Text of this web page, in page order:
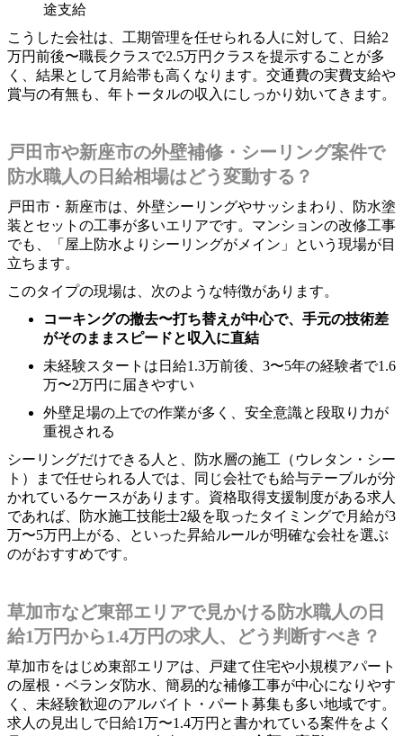
途支給
こうした会社は、工期管理を任せられる人に対して、日給2
万円前後〜職長クラスで2.5万円クラスを提示することが多
く、結果として月給帯も高くなります。交通費の実費支給や
賞与の有無も、年トータルの収入にしっかり効いてきます。
戸田市や新座市の外壁補修・シーリング案件で
防水職人の日給相場はどう変動する？
戸田市・新座市は、外壁シーリングやサッシまわり、防水塗
装とセットの工事が多いエリアです。マンションの改修工事
でも、「屋上防水よりシーリングがメイン」という現場が目
立ちます。
このタイプの現場は、次のような特徴があります。
コーキングの撤去〜打ち替えが中心で、手元の技術差
がそのままスピードと収入に直結
未経験スタートは日給1.3万前後、3〜5年の経験者で1.6
万〜2万円に届きやすい
外壁足場の上での作業が多く、安全意識と段取り力が
重視される
シーリングだけできる人と、防水層の施工（ウレタン・シー
ト）まで任せられる人では、同じ会社でも給与テーブルが分
かれているケースがあります。資格取得支援制度がある求人
であれば、防水施工技能士2級を取ったタイミングで月給が3
万〜5万円上がる、といった昇給ルールが明確な会社を選ぶ
のがおすすめです。
草加市など東部エリアで見かける防水職人の日
給1万円から1.4万円の求人、どう判断すべき？
草加市をはじめ東部エリアは、戸建て住宅や小規模アパート
の屋根・ベランダ防水、簡易的な補修工事が中心になりやす
く、未経験歓迎のアルバイト・パート募集も多い地域です。
求人の見出しで日給1万〜1.4万円と書かれている案件をよく